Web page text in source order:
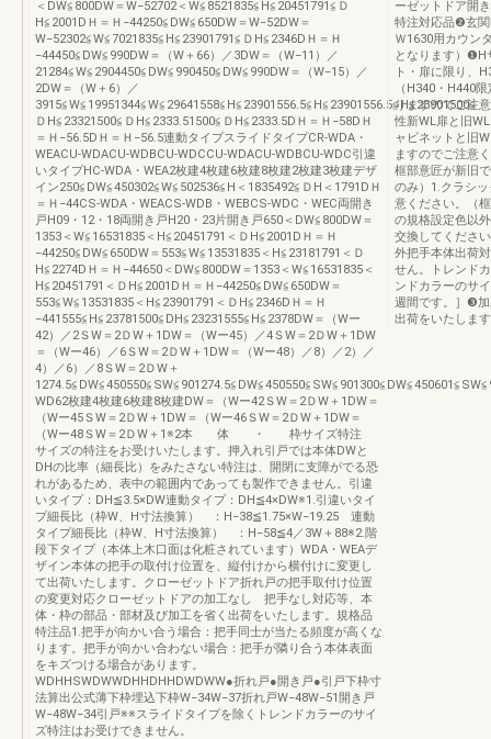
＜DW≦800DW＝W−52702＜W≦8521835≦H≦20451791≦Ｄ
H≦2001DＨ＝Ｈ−44250≦DW≦650DW＝W−52DW＝
W−52302≦W≦7021835≦H≦23901791≦ＤH≦2346DＨ＝Ｈ
−44450≦DW≦990DW＝（W＋66）／3DW＝（W−11）／
21284≦W≦2904450≦DW≦990450≦DW≦990DW＝（W−15）／
2DW＝（W＋6）／
3915≦W≦19951344≦W≦29641558≦H≦23901556.5≦H≦23901556.5≦H≦23901500≦
ＤH≦23321500≦ＤH≦2333.51500≦ＤH≦2333.5DＨ＝Ｈ−58DＨ
＝Ｈ−56.5DＨ＝Ｈ−56.5連動タイプスライドタイプCR-WDA・
WEACU-WDACU-WDBCU-WDCCU-WDACU-WDBCU-WDC引違
いタイプHC-WDA・WEA2枚建4枚建6枚建8枚建2枚建3枚建デザ
イン250≦DW≦450302≦W≦502536≦H＜1835492≦ＤH＜1791DＨ
＝Ｈ−44CS-WDA・WEACS-WDB・WEBCS-WDC・WEC両開き
戸H09・12・18両開き戸H20・23片開き戸650＜DW≦800DW＝
1353＜W≦16531835＜H≦20451791＜ＤH≦2001DＨ＝Ｈ
−44250≦DW≦650DW＝553≦W≦13531835＜H≦23181791＜Ｄ
H≦2274DＨ＝Ｈ−44650＜DW≦800DW＝1353＜W≦16531835＜
H≦20451791＜ＤH≦2001DＨ＝Ｈ−44250≦DW≦650DW＝
553≦W≦13531835＜H≦23901791＜ＤH≦2346DＨ＝Ｈ
−441555≦H≦23781500≦DH≦23231555≦H≦2378DW＝（Wー
42）／2ＳW＝2ＤW＋1DW＝（Wー45）／4ＳW＝2ＤW＋1DW
＝（Wー46）／6ＳW＝2ＤW＋1DW＝（Wー48）／8）／2）／
4）／6）／8ＳW＝2ＤW＋
WD62枚建4枚建6枚建8枚建DW＝（Wー42ＳW＝2ＤW＋1DW＝
（Wー45ＳW＝2ＤW＋1DW＝（Wー46ＳW＝2ＤW＋1DW＝
（Wー48ＳW＝2ＤW＋1※2本 体 ・ 枠サイズ特注
サイズの特注をお受けいたします。押入れ引戸では本体DWと
DHの比率（細長比）をみたさない特注は、開閉に支障がでる恐
れがあるため、表中の範囲内であっても製作できません。引違
いタイプ：DH≦3.5×DW連動タイプ：DH≦4×DW※1.引違いタイ
プ細長比（枠W、H寸法換算） ：H−38≦1.75×W−19.25 連動
タイプ細長比（枠W、H寸法換算） ：H−58≦4／3W＋88※2.階
段下タイプ（本体上木口面は化粧されています）WDA・WEAデ
ザイン本体の把手の取付け位置を、縦付けから横付けに変更し
て出荷いたします。クローゼットドア折れ戸の把手取付け位置
の変更対応クローゼットドアの加工なし 把手なし対応等、本
体・枠の部品・部材及び加工を省く出荷をいたします。規格品
特注品1.把手が向かい合う場合：把手同士が当たる頻度が高くな
ります。把手が向かい合わない場合：把手が隣り合う本体表面
をキズつける場合があります。
WDHHSWDWWDHHDHHDWDWW●折れ戸●開き戸●引戸下枠寸
法算出公式薄下枠埋込下枠W−34W−37折れ戸W−48W−51開き戸
W−48W−34引戸※※スライドタイプを除くトレンドカラーのサイ
ズ特注はお受けできません。
ーゼットドア開
特注対応品❷玄
Ｗ1630用カウン
となります）
ト・扉に限り、
（H340・H440
りますのでご注
性新WL扉と旧
ャビネットと旧
ますのでご注意
框部意匠が新旧
のみ）1.クラシ
意ください。
の規格設定色以
交換してくださ
外把手本体出荷
せん。トレンド
ンドカラーのサ
週間です。］❸
出荷をいたしま